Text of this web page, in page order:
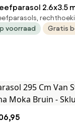
2.6x3.5 m loft/sand (excl.
Zand/Beige
voorraad
Gratis